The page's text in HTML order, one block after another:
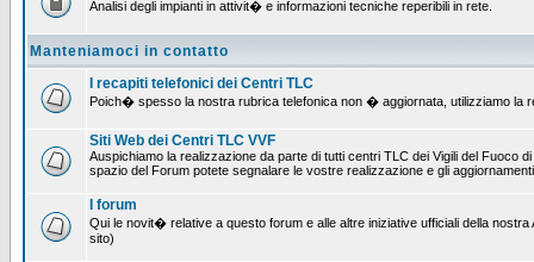
Analisi degli impianti in attivit� e informazioni tecniche reperibili in rete.
Manteniamoci in contatto
I recapiti telefonici dei Centri TLC
Poich� spesso la nostra rubrica telefonica non � aggiornata, utilizziamo la
Siti Web dei Centri TLC VVF
Auspichiamo la realizzazione da parte di tutti centri TLC dei Vigili del Fuoco
spazio del Forum potete segnalare le vostre realizzazione e gli
I forum
Qui le novit� relative a questo forum e alle altre iniziative ufficiali della
sito)